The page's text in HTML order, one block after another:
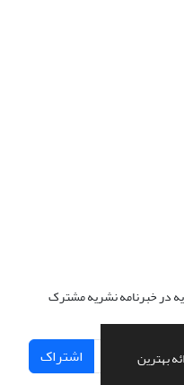
بهترین
در خبرنامه نشریه مشترک
اشتراک